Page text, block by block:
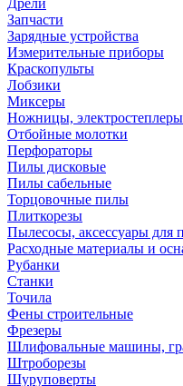
Дрели
Запчасти
Зарядные устройства
Измерительные приборы
Краскопульты
Лобзики
Миксеры
Ножницы, электростеплеры
Отбойные молотки
Перфораторы
Пилы дисковые
Пилы сабельные
Торцовочные пилы
Плиткорезы
Пылесосы, аксессуары для
Расходные материалы и
Рубанки
Станки
Точила
Фены строительные
Фрезеры
Шлифовальные машины,
Штроборезы
Шуруповерты